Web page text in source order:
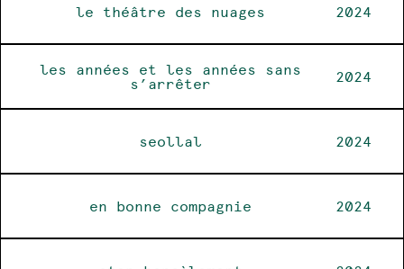
le théâtre des nuages 2024
les années et les années sans
s’arrêter 2024
seollal 2024
en bonne compagnie 2024